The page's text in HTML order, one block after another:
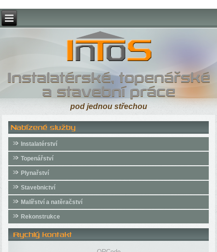
Instalatérské, topenářské
a stavební práce
pod jednou střechou
Nabízené služby
Instalatérství
Topenářství
Plynařství
Stavebnictví
Malířství a natěračství
Rekonstrukce
Rychlý kontakt